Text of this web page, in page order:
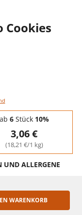
Cookies
ab 6Stück 10%
3,06 €
(18,21 €/1 kg)
UND ALLERGENE
WARENKORB